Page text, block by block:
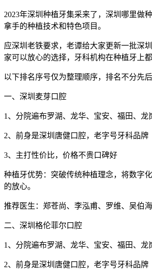
2023年深圳种植牙集采来了，深圳哪里做
拿手的种植技术和特色项目。
应深圳老铁要求，老谭给大家更新一批深
家可以放心的选择，牙科机构在种植牙上
以下排名序号仅为整理顺序，排名不分先后
一、深圳麦芽口腔
1、分院遍布罗湖、龙华、宝安、福田、龙
2、前身是深圳唐健口腔，老字号牙科品牌
3、主打性价比，价格不贵口碑好
种植牙优势：突破传统种植理念，将数字
的放心。
推荐医生：郑苍尚、李泓甫、罗维、吴伯
二、深圳格伦菲尔口腔
1、分院遍布罗湖、龙华、宝安、福田、龙
2、前身是深圳唐健口腔，老字号牙科品牌